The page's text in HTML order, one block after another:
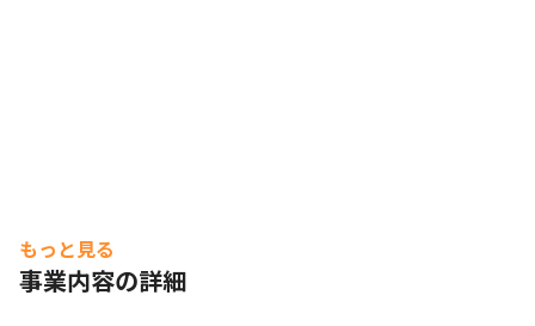
もっと見る
事業内容の詳細